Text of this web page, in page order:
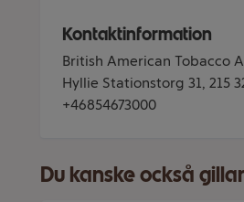
Kontaktinformation
British American Tobacco
Hyllie Stationstorg 31, 215
+46854673000
Du kanske också gillar